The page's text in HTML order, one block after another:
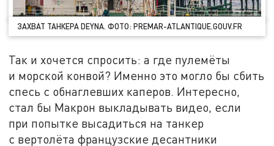
ЗАХВАТ ТАНКЕРА DEYNA. ФОТО: PREMAR-ATLANTIQUE.GOUV.FR
Так и хочется спросить: а где пулемёты
и морской конвой? Именно это могло бы сбить
спесь с обнаглевших каперов. Интересно,
стал бы Макрон выкладывать видео, если
при попытке высадиться на танкер
с вертолёта французские десантники